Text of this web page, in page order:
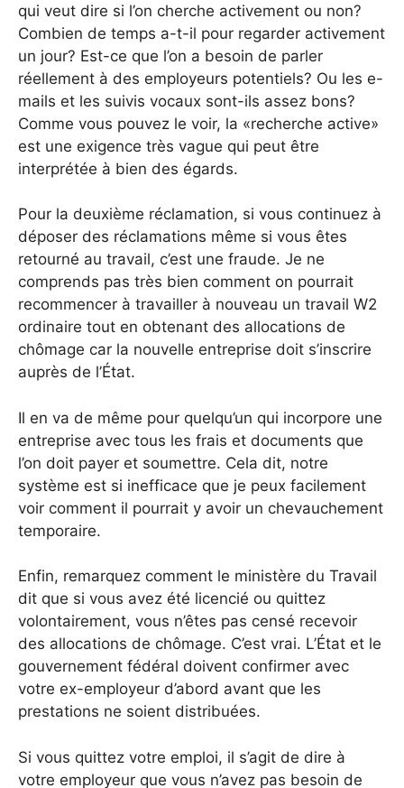
qui veut dire si l’on cherche activement ou non?
Combien de temps a-t-il pour regarder activement
un jour? Est-ce que l’on a besoin de parler
réellement à des employeurs potentiels? Ou les e-
mails et les suivis vocaux sont-ils assez bons?
Comme vous pouvez le voir, la «recherche active»
est une exigence très vague qui peut être
interprétée à bien des égards.
Pour la deuxième réclamation, si vous continuez à
déposer des réclamations même si vous êtes
retourné au travail, c’est une fraude. Je ne
comprends pas très bien comment on pourrait
recommencer à travailler à nouveau un travail W2
ordinaire tout en obtenant des allocations de
chômage car la nouvelle entreprise doit s’inscrire
auprès de l’État.
Il en va de même pour quelqu’un qui incorpore une
entreprise avec tous les frais et documents que
l’on doit payer et soumettre. Cela dit, notre
système est si inefficace que je peux facilement
voir comment il pourrait y avoir un chevauchement
temporaire.
Enfin, remarquez comment le ministère du Travail
dit que si vous avez été licencié ou quittez
volontairement, vous n’êtes pas censé recevoir
des allocations de chômage. C’est vrai. L’État et le
gouvernement fédéral doivent confirmer avec
votre ex-employeur d’abord avant que les
prestations ne soient distribuées.
Si vous quittez votre emploi, il s’agit de dire à
votre employeur que vous n’avez pas besoin de